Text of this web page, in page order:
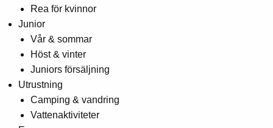
Rea för kvinnor
Junior
Vår & sommar
Höst & vinter
Juniors försäljning
Utrustning
Camping & vandring
Vattenaktiviteter